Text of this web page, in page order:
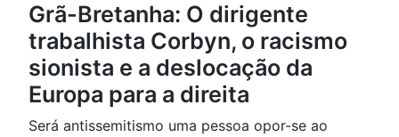
Grã-Bretanha: O dirigente
trabalhista Corbyn, o racismo
sionista e a deslocação da
Europa para a direita
Será antissemitismo uma pessoa opor-se ao